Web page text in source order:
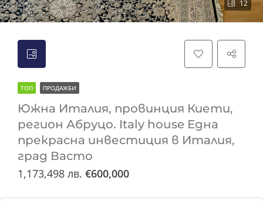
12
ТОП ПРОДАЖБИ
Южна Италия, провинция Киети,
регион Абруцо. Italy house Една
прекрасна инвестиция в Италия,
град Васто
1,173,498 лв. €600,000